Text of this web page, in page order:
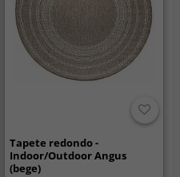
Tapete redondo -
Indoor/Outdoor Angus
(bege)